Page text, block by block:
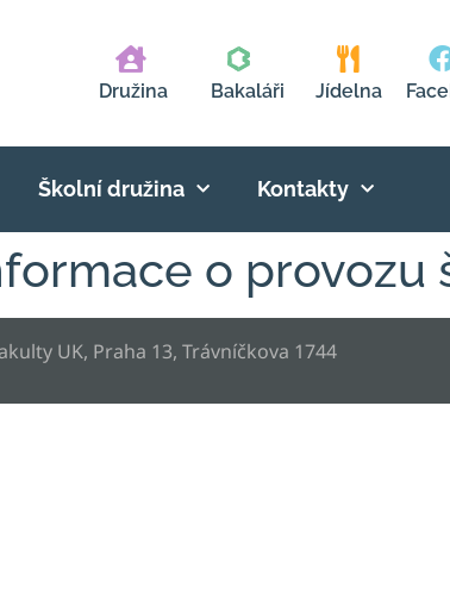
Družina Bakaláři Jídelna
Školní družina Kontakty
o provozu
UK, Praha 13, Trávníčkova 1744